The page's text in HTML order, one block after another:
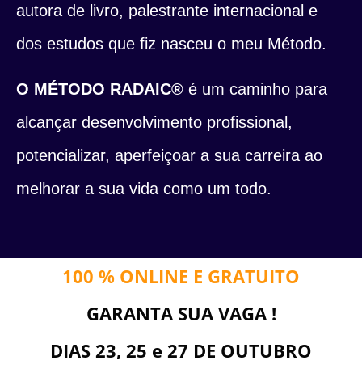
autora de livro, palestrante internacional e
dos estudos que fiz nasceu o meu Método.
O MÉTODO RADAIC® é um caminho para
alcançar desenvolvimento profissional,
potencializar, aperfeiçoar a sua carreira ao
melhorar a sua vida como um todo.
100 % ONLINE E GRATUITO
GARANTA SUA VAGA !
DIAS 23, 25 e 27 DE OUTUBRO